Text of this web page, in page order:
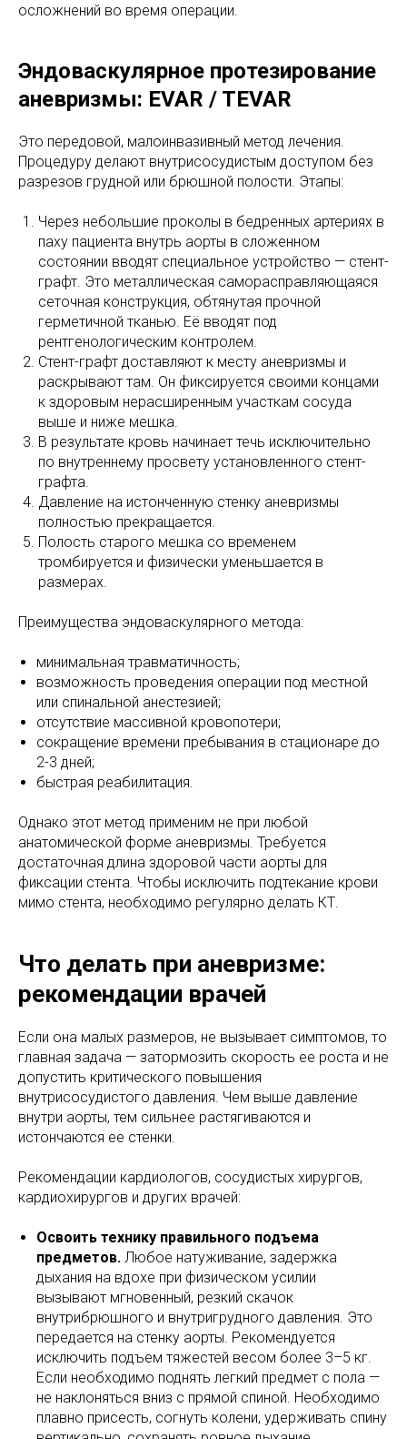
осложнений во время операции.
Эндоваскулярное протезирование
аневризмы: EVAR / TEVAR
Это передовой, малоинвазивный метод лечения.
Процедуру делают внутрисосудистым доступом без
разрезов грудной или брюшной полости. Этапы:
Через небольшие проколы в бедренных артериях в
паху пациента внутрь аорты в сложенном
состоянии вводят специальное устройство — стент-
графт. Это металлическая саморасправляющаяся
сеточная конструкция, обтянутая прочной
герметичной тканью. Её вводят под
рентгенологическим контролем.
Стент-графт доставляют к месту аневризмы и
раскрывают там. Он фиксируется своими концами
к здоровым нерасширенным участкам сосуда
выше и ниже мешка.
В результате кровь начинает течь исключительно
по внутреннему просвету установленного стент-
графта.
Давление на истонченную стенку аневризмы
полностью прекращается.
Полость старого мешка со временем
тромбируется и физически уменьшается в
размерах.
Преимущества эндоваскулярного метода:
минимальная травматичность;
возможность проведения операции под местной
или спинальной анестезией;
отсутствие массивной кровопотери;
сокращение времени пребывания в стационаре до
2-3 дней;
быстрая реабилитация.
Однако этот метод применим не при любой
анатомической форме аневризмы. Требуется
достаточная длина здоровой части аорты для
фиксации стента. Чтобы исключить подтекание крови
мимо стента, необходимо регулярно делать КТ.
Что делать при аневризме:
рекомендации врачей
Если она малых размеров, не вызывает симптомов, то
главная задача — затормозить скорость ее роста и не
допустить критического повышения
внутрисосудистого давления. Чем выше давление
внутри аорты, тем сильнее растягиваются и
истончаются ее стенки.
Рекомендации кардиологов, сосудистых хирургов,
кардиохирургов и других врачей:
Освоить технику правильного подъема
предметов. Любое натуживание, задержка
дыхания на вдохе при физическом усилии
вызывают мгновенный, резкий скачок
внутрибрюшного и внутригрудного давления. Это
передается на стенку аорты. Рекомендуется
исключить подъем тяжестей весом более 3–5 кг.
Если необходимо поднять легкий предмет с пола —
не наклоняться вниз с прямой спиной. Необходимо
плавно присесть, согнуть колени, удерживать спину